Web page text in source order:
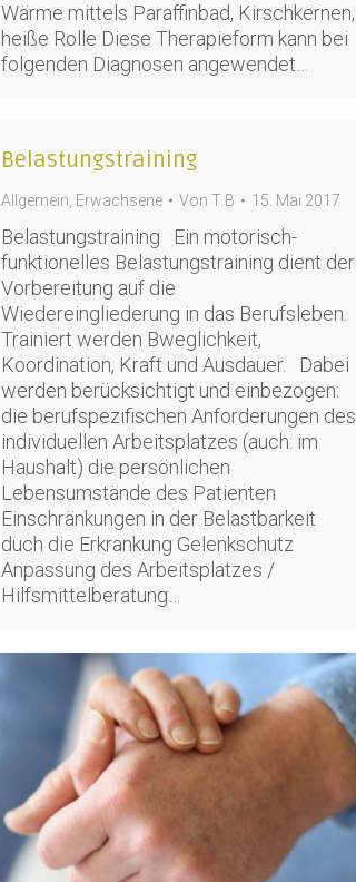
Wärme mittels Paraffinbad, Kirschkernen,
heiße Rolle Diese Therapieform kann bei
folgenden Diagnosen angewendet…
Belastungstraining
Allgemein Erwachsene Von T B 15. Mai 2017
Belastungstraining Ein motorisch-
funktionelles Belastungstraining dient der
Vorbereitung auf die
Wiedereingliederung in das Berufsleben.
Trainiert werden Bweglichkeit,
Koordination, Kraft und Ausdauer. Dabei
werden berücksichtigt und einbezogen:
die berufspezifischen Anforderungen des
individuellen Arbeitsplatzes (auch: im
Haushalt) die persönlichen
Lebensumstände des Patienten
Einschränkungen in der Belastbarkeit
duch die Erkrankung Gelenkschutz
Anpassung des Arbeitsplatzes /
Hilfsmittelberatung…